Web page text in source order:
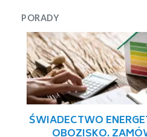
PORADY
ŚWIADECTWO